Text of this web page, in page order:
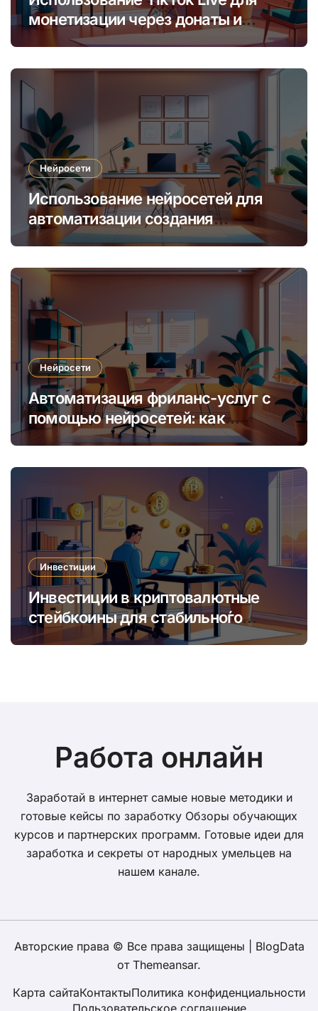
монетизации через донаты и
платные подписки
Нейросети
Использование нейросетей для
автоматизации создания
уникальных интернет-курсов и
Нейросети
Автоматизация фриланс-услуг с
помощью нейросетей: как
увеличить доход и сократить
Инвестиции
Инвестиции в криптовалютные
стейбкоины для стабильно́го
онлайн-заработка в условиях
Работа онлайн
Заработай в интернет самые новые методики и
готовые кейсы по заработку Обзоры обучающих
курсов и партнерских программ. Готовые идеи для
заработка и секреты от народных умельцев на
нашем канале.
Авторские права © Все права защищены
BlogData
от Themeansar.
Карта сайтаКонтактыПолитика конфиденциальности